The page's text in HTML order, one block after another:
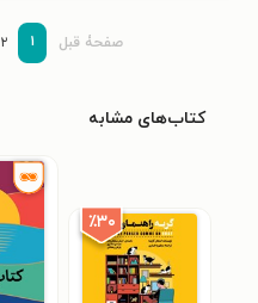
صفحۀ قبل ۱ ۲
کتاب‌های مشابه
٪۳۰